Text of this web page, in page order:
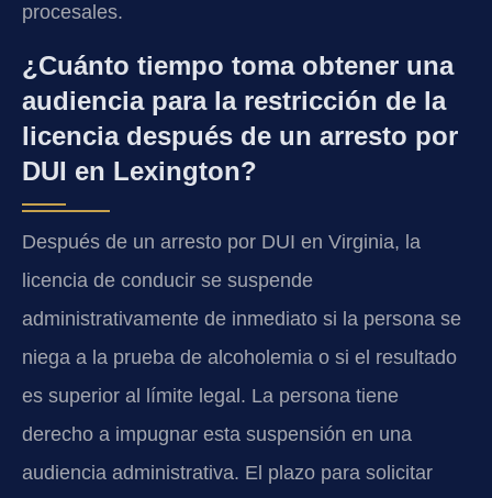
procesales.
¿Cuánto tiempo toma obtener una
audiencia para la restricción de la
licencia después de un arresto por
DUI en Lexington?
Después de un arresto por DUI en Virginia, la
licencia de conducir se suspende
administrativamente de inmediato si la persona se
niega a la prueba de alcoholemia o si el resultado
es superior al límite legal. La persona tiene
derecho a impugnar esta suspensión en una
audiencia administrativa. El plazo para solicitar